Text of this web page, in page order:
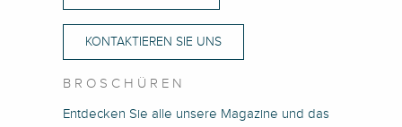
KONTAKTIEREN SIE UNS
BROSCHÜREN
Entdecken Sie alle unsere Magazine und das